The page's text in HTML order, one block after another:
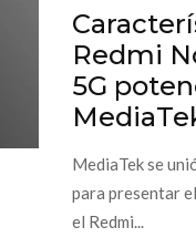
Redmi
5G
MediaTek se
para presentar
el Redmi...